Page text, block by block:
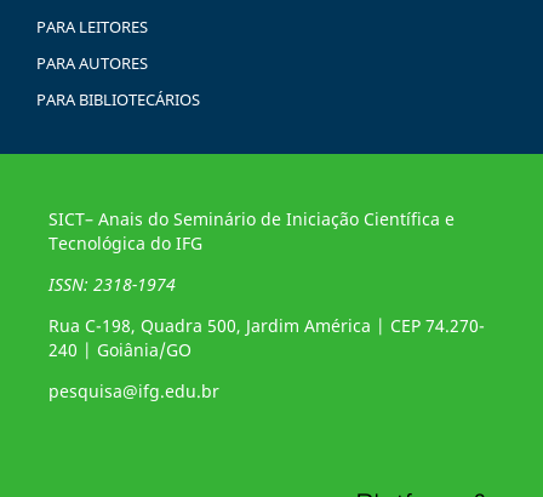
PARA LEITORES
PARA AUTORES
PARA BIBLIOTECÁRIOS
SICT– Anais do Seminário de Iniciação Científica e
Tecnológica do IFG
ISSN: 2318-1974
Rua C-198, Quadra 500, Jardim América | CEP 74.270-
240 | Goiânia/GO
pesquisa@ifg.edu.br